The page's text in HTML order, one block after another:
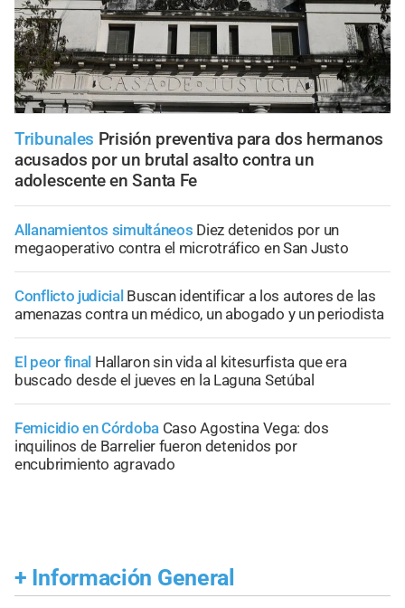
Tribunales Prisión preventiva para dos hermanos
acusados por un brutal asalto contra un
adolescente en Santa Fe
Allanamientos simultáneos Diez detenidos por un
megaoperativo contra el microtráfico en San Justo
Conflicto judicial Buscan identificar a los autores de las
amenazas contra un médico, un abogado y un periodista
El peor final Hallaron sin vida al kitesurfista que era
buscado desde el jueves en la Laguna Setúbal
Femicidio en Córdoba Caso Agostina Vega: dos
inquilinos de Barrelier fueron detenidos por
encubrimiento agravado
+ Información General